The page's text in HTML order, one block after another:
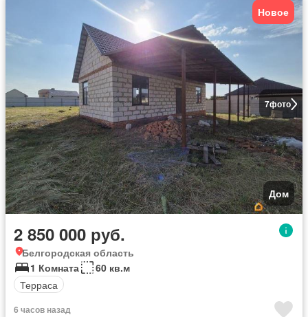
7фото
Новое
Дом
2 850 000 руб.
Белгородская область
1 Комната
60 кв.м
Терраса
6 часов назад